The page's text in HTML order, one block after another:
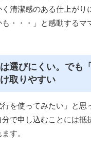
清潔感のある仕上がり
も・・・」と感動するマ
選びにくい。でも
取りやすい
を使ってみたい」と思
で申し込むことには抵
す。